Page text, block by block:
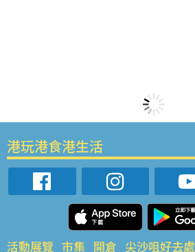
港玩港食港生活
活動展覽 市集 開倉 尖沙咀好去處